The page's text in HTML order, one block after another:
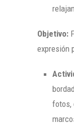
Objetivo:
expresión
fotos,